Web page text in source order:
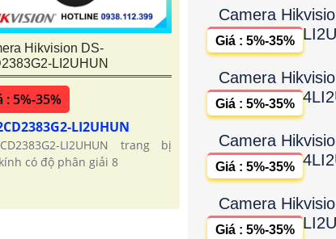
Hikvision DS-
LI2UHUN
: 5%-35%
LI2UHUN
LI2UHUN trang bị
có độ phân giải 8
Camera
Giá : 5%-35%
Camera
Giá : 5%-35%
Camera
Giá : 5%-35%
Camera
Giá : 5%-35%